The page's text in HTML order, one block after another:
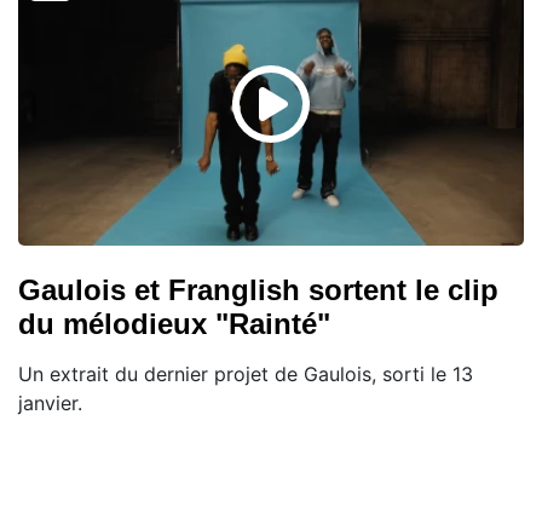
Gaulois et Franglish sortent le clip
du mélodieux "Rainté"
Un extrait du dernier projet de Gaulois, sorti le 13
janvier.